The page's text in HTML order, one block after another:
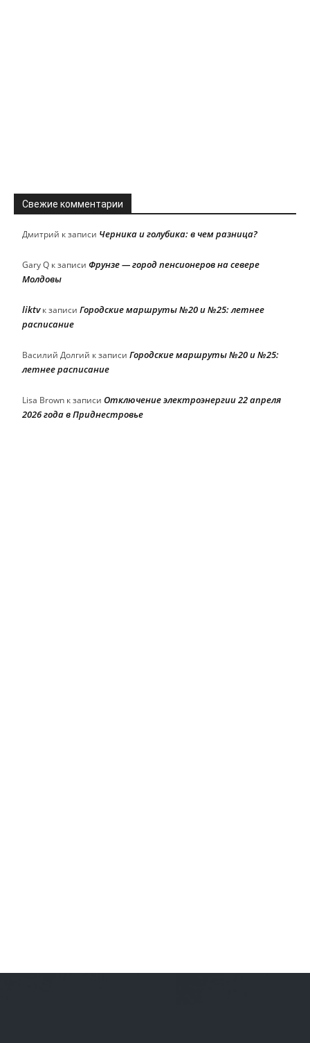
Свежие комментарии
Дмитрий к записи Черника и голубика: в чем разница?
Gary Q к записи Фрунзе — город пенсионеров на севере
Молдовы
liktvк записи Городские маршруты №20 и №25: летнее
расписание
Василий Долгий к записи Городские маршруты №20 и №25:
летнее расписание
Lisa Brown к записи Отключение электроэнергии 22 апреля
2026 года в Приднестровье